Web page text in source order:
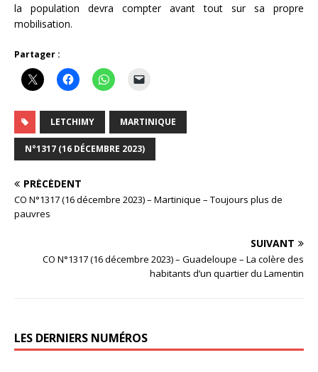
la population devra compter avant tout sur sa propre
mobilisation.
Partager :
LETCHIMY MARTINIQUE
N°1317 (16 DÉCEMBRE 2023)
PRÉCÉDENT
CO N°1317 (16 décembre 2023) – Martinique – Toujours plus de
pauvres
SUIVANT
CO N°1317 (16 décembre 2023) – Guadeloupe – La colère des
habitants d’un quartier du Lamentin
LES DERNIERS NUMÉROS